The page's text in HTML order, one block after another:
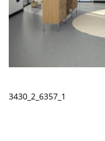
3430_2_6357_1